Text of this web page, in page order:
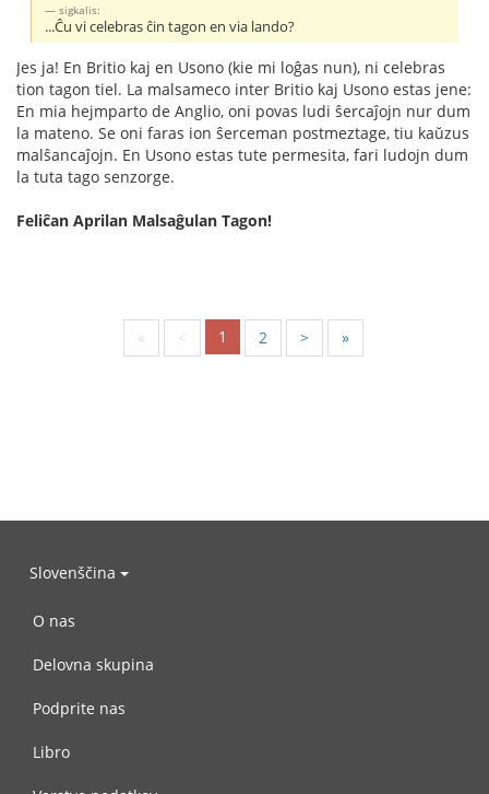
sigkalis:
...Ĉu vi celebras ĉin tagon en via lando?
Jes ja! En Britio kaj en Usono (kie mi loĝas nun), ni celebras
tion tagon tiel. La malsameco inter Britio kaj Usono estas jene:
En mia hejmparto de Anglio, oni povas ludi ŝercaĵojn nur dum
la mateno. Se oni faras ion ŝerceman postmeztage, tiu kaŭzus
malŝancaĵojn. En Usono estas tute permesita, fari ludojn dum
la tuta tago senzorge.
Feliĉan Aprilan Malsaĝulan Tagon!
« < 1 2 > »
Slovenščina
O nas
Delovna skupina
Podprite nas
Libro